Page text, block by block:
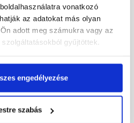
vonatkozó
az adatokat más olyan
adott meg számukra vagy az
gyűjtöttek.
engedélyezése
szabás
falazóelem natúr,
füstantracit 21x35x14 cm
Gyártói készleten